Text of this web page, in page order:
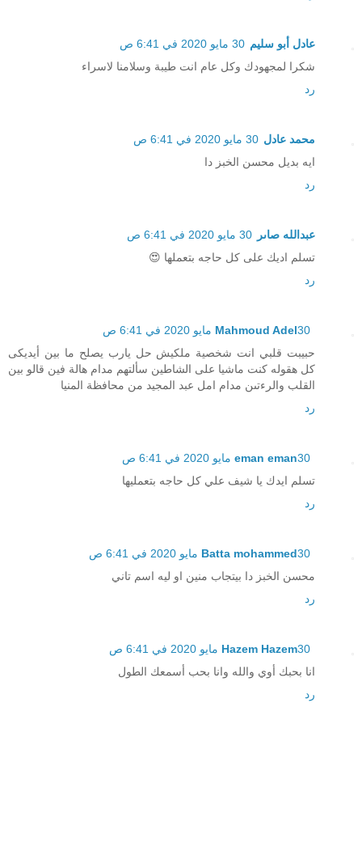
عادل أبو سليم 30 مايو 2020 في 6:41 ص
شكرا لمجهودك وكل عام انت طيبة وسلامنا لاسراء
رد
محمد عادل 30 مايو 2020 في 6:41 ص
ايه بديل محسن الخبز دا
رد
عبدالله صاىر
30 مايو 2020 في 6:41 ص
تسلم اديك على كل حاجه بتعملها 😍
رد
Mahmoud Adel30 مايو 2020 في 6:41 ص
حبيبت قلبي انت شخصية ملكيش حل يارب يصلح ما بين أيديكى
كل هقوله كنت ماشيا على الشاطين سألتهم مدام هالة فين قالو بين
القلب والرءتىن مدام امل عبد المجيد من محافظة المنيا
رد
eman eman30 مايو 2020 في 6:41 ص
تسلم ايدك يا شيف علي كل حاجه بتعمليها
رد
Batta mohammed30 مايو 2020 في 6:41 ص
محسن الخبز دا بيتجاب منين او ليه اسم تاني
رد
Hazem Hazem30 مايو 2020 في 6:41 ص
انا بحبك أوي والله وانا بحب أسمعك الطول
رد